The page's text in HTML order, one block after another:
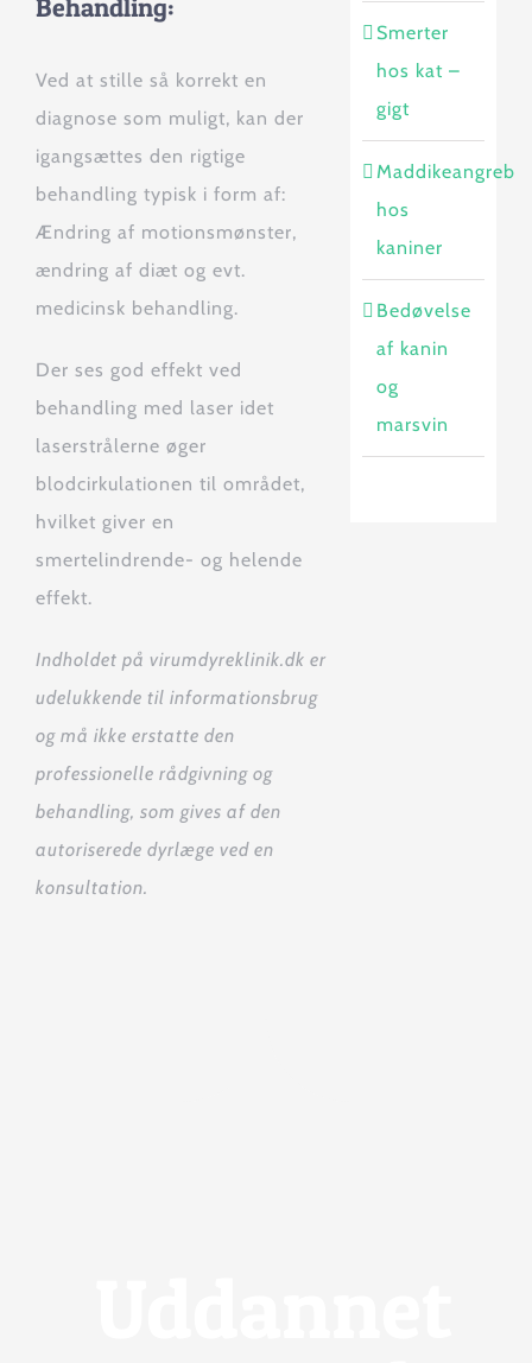
Behandling:
Ved at stille så korrekt en
diagnose som muligt, kan der
igangsættes den rigtige
behandling typisk i form af:
Ændring af motionsmønster,
ændring af diæt og evt.
medicinsk behandling.
Der ses god effekt ved
behandling med laser idet
laserstrålerne øger
blodcirkulationen til området,
hvilket giver en
smertelindrende- og helende
effekt.
Indholdet på virumdyreklinik.dk er
udelukkende til informationsbrug
og må ikke erstatte den
professionelle rådgivning og
behandling, som gives af den
autoriserede dyrlæge ved en
konsultation.
Smerter
hos kat –
gigt
Maddikeangreb
hos
kaniner
Bedøvelse
af kanin
og
marsvin